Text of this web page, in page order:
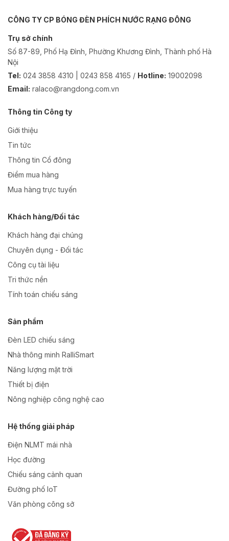
CÔNG TY CP BÓNG ĐÈN PHÍCH NƯỚC RẠNG ĐÔNG
Trụ sở chính
Số 87-89, Phố Hạ Đình, Phường Khương Đình, Thành phố Hà
Nội
Tel: 024 3858 4310 | 0243 858 4165 / Hotline: 19002098
Email: ralaco@rangdong.com.vn
Thông tin Công ty
Giới thiệu
Tin tức
Thông tin Cổ đông
Điểm mua hàng
Mua hàng trực tuyến
Khách hàng/Đối tác
Khách hàng đại chúng
Chuyên dụng - Đối tác
Công cụ tài liệu
Tri thức nền
Tính toán chiếu sáng
Sản phẩm
Đèn LED chiếu sáng
Nhà thông minh RalliSmart
Năng lượng mặt trời
Thiết bị điện
Nông nghiệp công nghệ cao
Hệ thống giải pháp
Điện NLMT mái nhà
Học đường
Chiếu sáng cảnh quan
Đường phố IoT
Văn phòng công sở